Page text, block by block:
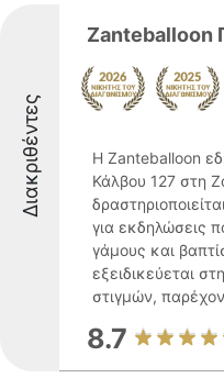
Διακριθέντες
Zanteballoon
Η Zanteballoon
Κάλβου 127 στη
για εκδηλώσεις
γάμους και
εξειδικεύεται
στιγμών,
8.7